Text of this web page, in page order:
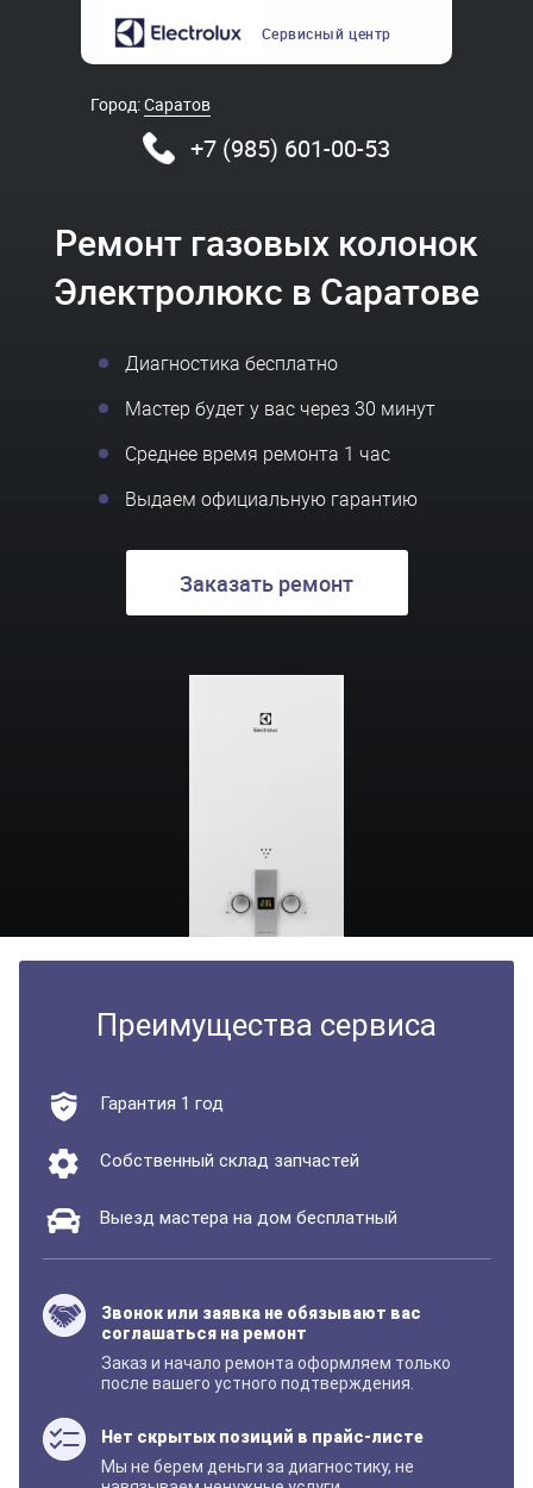
Сервисный центр
Город:Саратов
+7 (985) 601-00-53
Ремонт газовых колонок
Электролюкс в Саратове
Диагностика бесплатно
Мастер будет у вас через 30 минут
Среднее время ремонта 1 час
Выдаем официальную гарантию
Заказать ремонт
Преимущества сервиса
Гарантия 1 год
Собственный склад запчастей
Выезд мастера на дом бесплатный
Звонок или заявка не обязывают вас
соглашаться на ремонт
Заказ и начало ремонта оформляем только
после вашего устного подтверждения.
Нет скрытых позиций в прайс-листе
Мы не берем деньги за диагностику, не